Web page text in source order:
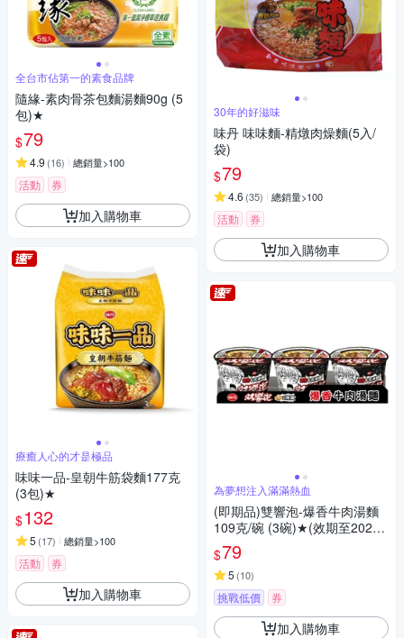
全台市佔第一的素食品牌
隨緣-素肉骨茶包麵湯麵90g (5
包)★
$79
4.9 (16) 總銷量>100
活動 券
加入購物車
療癒人心的才是極品
味味一品-皇朝牛筋袋麵177克
(3包)★
$132
5 (17) 總銷量>100
活動 券
加入購物車
30年的好滋味
味丹 味味麵-精燉肉燥麵(5入/
袋)
$79
4.6 (35) 總銷量>100
活動 券
加入購物車
為夢想注入滿滿熱血
(即期品)雙響泡-爆香牛肉湯麵
109克/碗 (3碗)★(效期至20260
926)
$79
5 (10)
挑戰低價 券
加入購物車